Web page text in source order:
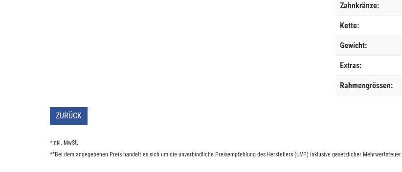
Zahnkränze:
Kette:
Gewicht:
Extras:
Rahmengrössen:
ZURÜCK
*inkl. MwSt.
**Bei dem angegebenen Preis handelt es sich um die unverbindliche Preisempfehlung des Herstellers (UVP) inklusive gesetzlicher Mehrwertsteuer.